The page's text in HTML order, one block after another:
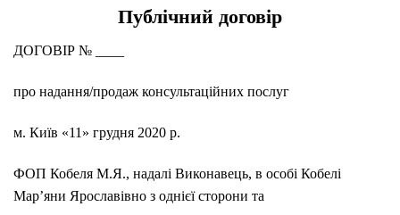
Публічний договір
ДОГОВІР № ____
про надання/продаж консультаційних послуг
м. Київ «11» грудня 2020 р.
ФОП Кобеля М.Я., надалі Виконавець, в особі Кобелі
Мар’яни Ярославівно з однієї сторони та